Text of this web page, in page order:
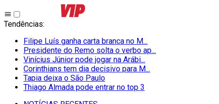
Tendências:
Filipe Luís ganha carta branca no M...
Presidente do Remo solta o verbo ap...
Vinícius Júnior pode jogar na Arábi...
Corinthians tem dia decisivo para M...
Tapia deixa o São Paulo
Thiago Almada pode entrar no top 3